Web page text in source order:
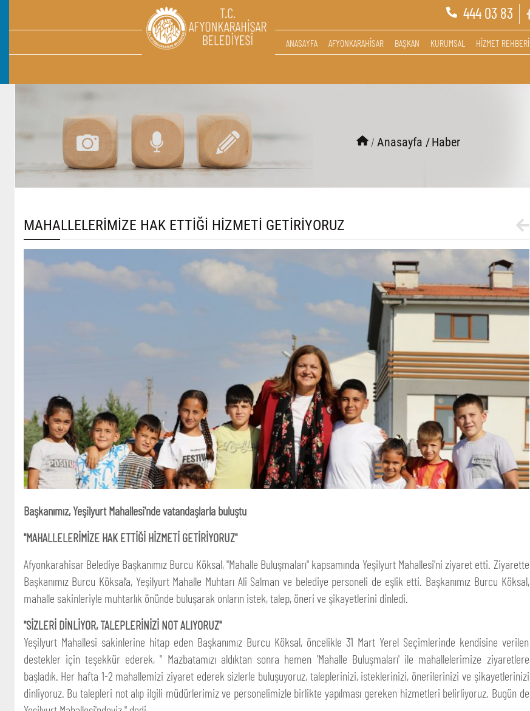
444 03 83
ANASAYFA AFYONKARAHİSAR BAŞKAN KURUMSAL HİZMET REHBERİ
/ Anasayfa /Haber
MAHALLELERİMİZE HAK ETTİĞİ HİZMETİ GETİRİYORUZ
Başkanımız, Yeşilyurt Mahallesi'nde vatandaşlarla buluştu
"MAHALLELERİMİZE HAK ETTİĞİ HİZMETİ GETİRİYORUZ"
Afyonkarahisar Belediye Başkanımız Burcu Köksal, "Mahalle Buluşmaları" kapsamında Yeşilyurt Mahallesi'ni ziyaret etti. Ziyarette
Başkanımız Burcu Köksal’a, Yeşilyurt Mahalle Muhtarı Ali Salman ve belediye personeli de eşlik etti. Başkanımız Burcu Köksal,
mahalle sakinleriyle muhtarlık önünde buluşarak onların istek, talep, öneri ve şikayetlerini dinledi.
"SİZLERİ DİNLİYOR, TALEPLERİNİZİ NOT ALIYORUZ"
Yeşilyurt Mahallesi sakinlerine hitap eden Başkanımız Burcu Köksal, öncelikle 31 Mart Yerel Seçimlerinde kendisine verilen
destekler için teşekkür ederek, " Mazbatamızı aldıktan sonra hemen 'Mahalle Buluşmaları' ile mahallelerimize ziyaretlere
başladık. Her hafta 1-2 mahallemizi ziyaret ederek sizlerle buluşuyoruz, taleplerinizi, isteklerinizi, önerilerinizi ve şikayetlerinizi
dinliyoruz. Bu talepleri not alıp ilgili müdürlerimiz ve personelimizle birlikte yapılması gereken hizmetleri belirliyoruz. Bugün de